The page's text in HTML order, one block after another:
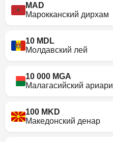
MAD
Марокканский дирхам
10 MDL
Молдавский лей
10 000 MGA
Малагасийский ариари
100 MKD
Македонский денар